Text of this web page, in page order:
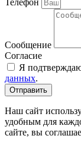
Телефон
Сообщение
Согласие
Я
данных.
Отправить
Наш сайт
удобным для
сайте, вы